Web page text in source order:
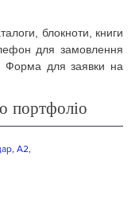
блокноти, книги
для замовлення
Форма для заявки на
портфоліо